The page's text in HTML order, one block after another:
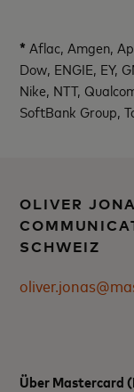
*Aflac, Amgen,
Dow, ENGIE, EY,
Nike, NTT,
SoftBank Group,
OLIVER
SCHWEIZ
Über Mastercard